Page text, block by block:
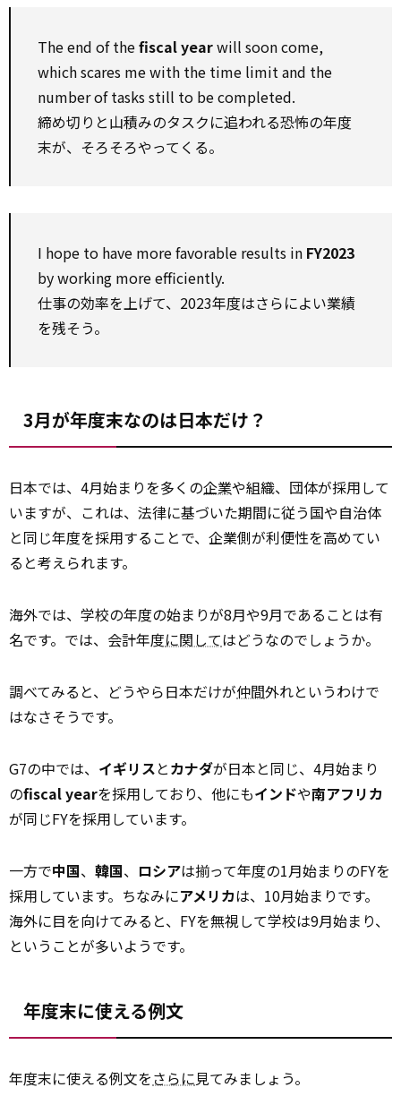
The end of thefiscal yearwill soon come,
which scares me with the time limit and the
number of tasks still to be completed.
締め切りと山積みのタスクに追われる恐怖の年度
末が、そろそろやってくる。
I hope to have more favorable results in FY2023
by working more efficiently.
仕事の効率を上げて、2023年度はさらによい業績
を残そう。
3月が年度末なのは日本だけ？
日本では、4月始まりを多くの企業や組織、団体が採用して
いますが、これは、法律に基づいた期間に従う国や自治体
と同じ年度を採用することで、企業側が利便性を高めてい
ると考えられます。
海外では、学校の年度の始まりが8月や9月であることは有
名です。では、会計年度に関してはどうなのでしょうか。
調べてみると、どうやら日本だけが仲間外れというわけで
はなさそうです。
G7の中では、 イギリスとカナダが日本と同じ、4月始まり
のfiscal yearを採用しており、他にもインドや南アフリカ
が同じFYを採用しています。
一方で中国、 韓国、 ロシアは揃って年度の1月始まりのFYを
採用しています。ちなみにアメリカは、10月始まりです。
海外に目を向けてみると、FYを無視して学校は9月始まり、
ということが多いようです。
年度末に使える例文
年度末に使える例文をさらに見てみましょう。